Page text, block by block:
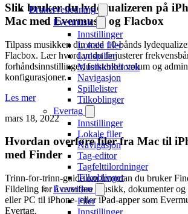
Brukerveiledning
Evermusic
Innstillinger
Lokale filer
Lydspiller
Musikkbibliotek
Navigasjon
Spillelister
Tilkoblinger
Evertag
Innstillinger
Lokale filer
Navigasjon
Tag-editor
Tagfelttilordninger
Tilkoblinger
Evervideo
Filer
Innstillinger
Slik bruker du lydequalizeren på
Mac med Evermusic og Flacbox
Tilpass musikken din med 10-bånds
Flacbox. Lær hvordan du finjusterer
forhåndsinnstillinger, forsterker volum og
konfigurasjoner.
Les mer
mars 18, 2022
Hvordan overføre filer fra Mac til
med Finder
Trinn-for-trinn-guide om hvordan du bruker
Fildeling for å overføre musikk, dokumenter
eller PC til iPhone- eller iPad-apper som
Evertag.